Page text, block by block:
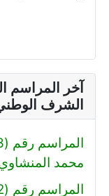
آخر المراسم
الشرف
محمد